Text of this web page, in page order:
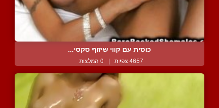
כוסית עם קווי שיזוף סקסי...
4657 צפיות | 0 המלצות